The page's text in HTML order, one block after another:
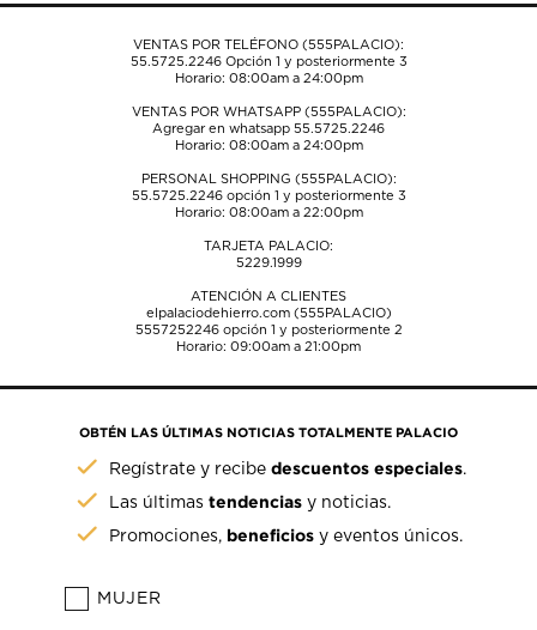
VENTAS POR TELÉFONO (555PALACIO):
55.5725.2246Opción 1 y posteriormente 3
Horario: 08:00am a 24:00pm
VENTAS POR WHATSAPP (555PALACIO):
Agregar en whatsapp 55.5725.2246
Horario: 08:00am a 24:00pm
PERSONAL SHOPPING (555PALACIO):
55.5725.2246opción 1 y posteriormente 3
Horario: 08:00am a 22:00pm
TARJETA PALACIO:
5229.1999
ATENCIÓN A CLIENTES
elpalaciodehierro.com (555PALACIO)
5557252246opción 1 y posteriormente 2
Horario: 09:00am a 21:00pm
OBTÉN LAS ÚLTIMAS NOTICIAS TOTALMENTE PALACIO
Regístrate y recibedescuentos especiales.
Las últimastendencias y noticias.
Promociones, beneficios y eventos únicos.
MUJER